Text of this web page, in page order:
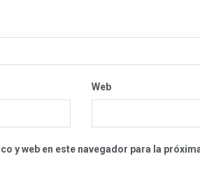
Web
y web en este navegador para la